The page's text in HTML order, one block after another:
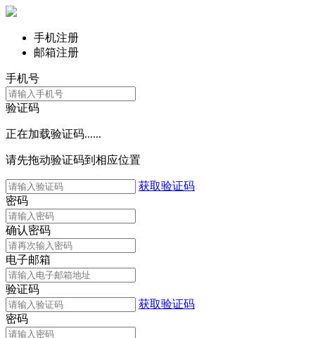
手机注册
邮箱注册
手机号
验证码
正在加载验证码......
请先拖动验证码到相应位置
获取验证码
密码
确认密码
电子邮箱
验证码
获取验证码
密码